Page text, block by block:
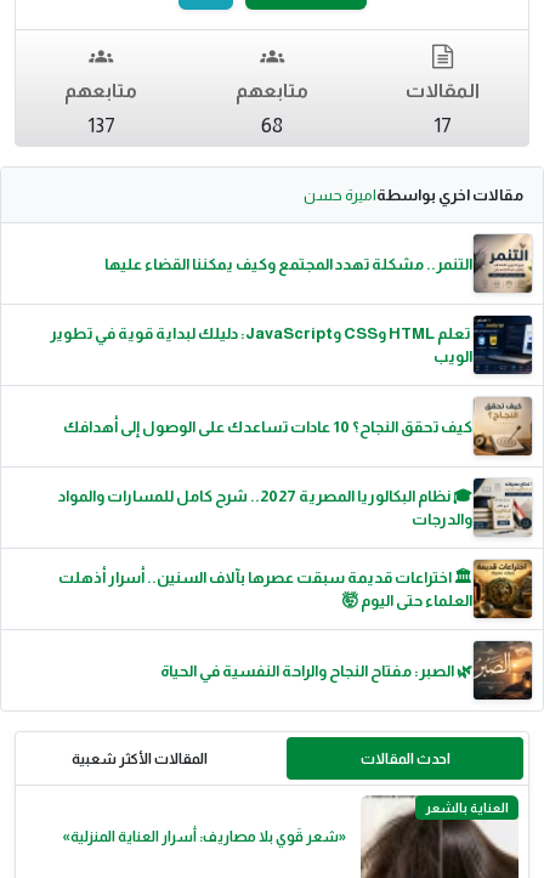
المقالات
17
متابعهم
68
متابعهم
137
مقالات اخري بواسطةاميرة حسن
التنمر.. مشكلة تهدد المجتمع وكيف يمكننا القضاء عليها
تعلم HTML وCSS وJavaScript: دليلك لبداية قوية في تطوير
الويب
كيف تحقق النجاح؟ 10 عادات تساعدك على الوصول إلى أهدافك
🎓 نظام البكالوريا المصرية 2027.. شرح كامل للمسارات والمواد
والدرجات
🏛️ اختراعات قديمة سبقت عصرها بآلاف السنين.. أسرار أذهلت
العلماء حتى اليوم 🤯
🌿 الصبر: مفتاح النجاح والراحة النفسية في الحياة
احدث المقالات المقالات الأكثر شعبية
العناية بالشعر
«شعر قَوي بلا مصاريف: أسرار العناية المنزلية»